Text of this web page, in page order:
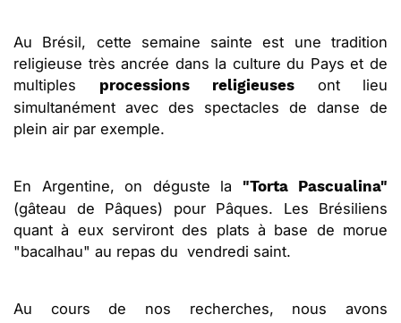
Au Brésil, cette semaine sainte est une tradition
religieuse très ancrée dans la culture du Pays et de
multiples
processions religieuses ont lieu
simultanément avec des spectacles de danse de
plein air par exemple.
En Argentine, on déguste la "Torta Pascualina"
(gâteau de Pâques) pour Pâques. Les Brésiliens
quant à eux serviront des plats à base de morue
"bacalhau" au repas du vendredi saint.
Au cours de nos recherches, nous avons